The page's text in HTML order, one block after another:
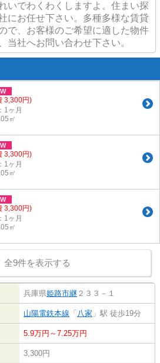
いでわくわくしますよ。住まい探
にお任せ下さい。多種多様な賃貸
で、お客様のご希望に適した物件
当社へお問い合わせ下さい。
3,300円)
1ヶ月
㎡
3,300円)
1ヶ月
㎡
3,300円)
1ヶ月
㎡
全9件を表示する
兵庫県姫路市継 ２３３－１
山陽電鉄本線 「 八家 」駅 徒歩19分
5.9万円～7.25万円
3,300円